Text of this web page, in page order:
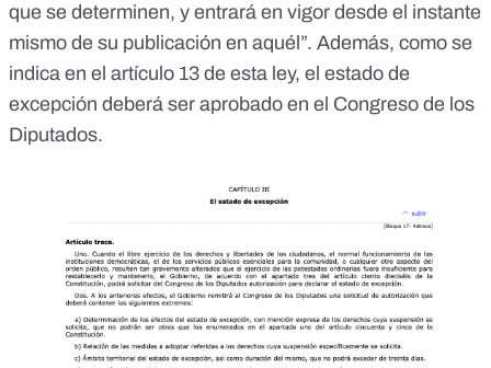
que se determinen, y entrará en vigor desde el instante
mismo de su publicación en aquél”. Además, como se
indica en el artículo 13 de esta ley, el estado de
excepción deberá ser aprobado en el Congreso de los
Diputados.